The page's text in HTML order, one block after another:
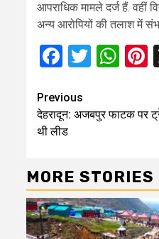
आपराधिक मामले दर्ज हैं. वहीं
अन्य आरोपियों की तलाश में
Facebook
Continue
Reading
Previous
देहरादून: अजबपुर फाटक पर
थी लीड
MORE STORIES